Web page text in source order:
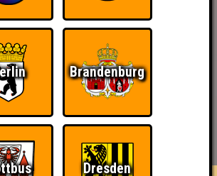
RESERVIERUNG
FAQ ÜBER UNS
Brandenburg
Dresden